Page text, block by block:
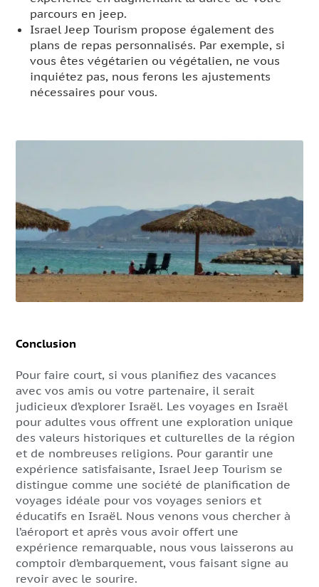
parcours en jeep.
Israel Jeep Tourism propose également des
plans de repas personnalisés. Par exemple, si
vous êtes végétarien ou végétalien, ne vous
inquiétez pas, nous ferons les ajustements
nécessaires pour vous.
Conclusion
Pour faire court, si vous planifiez des vacances
avec vos amis ou votre partenaire, il serait
judicieux d’explorer Israël. Les voyages en Israël
pour adultes vous offrent une exploration unique
des valeurs historiques et culturelles de la région
et de nombreuses religions. Pour garantir une
expérience satisfaisante, Israel Jeep Tourism se
distingue comme une société de planification de
voyages idéale pour vos voyages seniors et
éducatifs en Israël. Nous venons vous chercher à
l’aéroport et après vous avoir offert une
expérience remarquable, nous vous laisserons au
comptoir d’embarquement, vous faisant signe au
revoir avec le sourire.